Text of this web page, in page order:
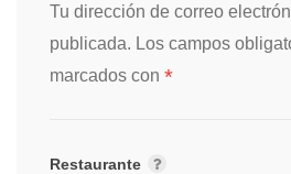
Tu dirección de correo
publicada. Los campos
marcados con *
Restaurante